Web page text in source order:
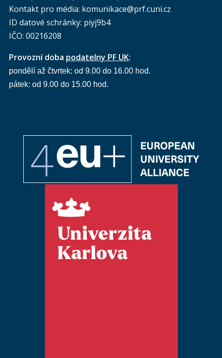
Kontakt pro média: komunikace@prf.cuni.cz
ID datové schránky: piyj9b4
IČO: 00216208
Provozní doba podatelny PF UK:
pondělí až čtvrtek: od 9.00 do 16.00 hod.
pátek: od 9.00 do 15.00 hod.